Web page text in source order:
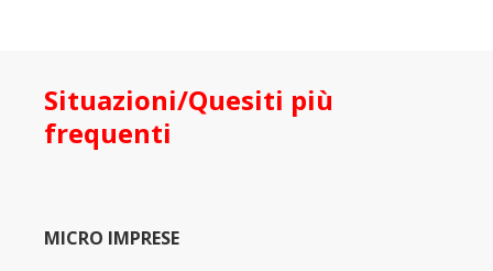
Situazioni/Quesiti più
frequenti
MICRO IMPRESE